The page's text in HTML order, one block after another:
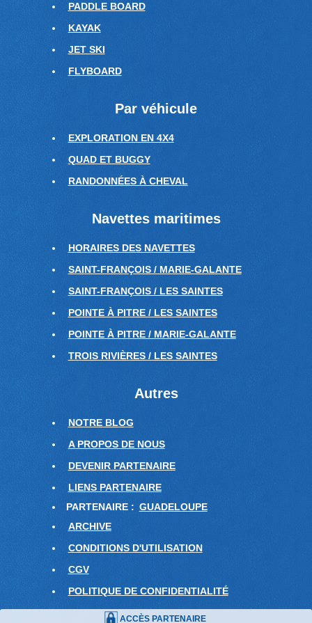
PADDLE BOARD
KAYAK
JET SKI
FLYBOARD
Par véhicule
EXPLORATION EN 4X4
QUAD ET BUGGY
RANDONNÉES À CHEVAL
Navettes maritimes
HORAIRES DES NAVETTES
SAINT-FRANÇOIS / MARIE-GALANTE
SAINT-FRANÇOIS / LES SAINTES
POINTE À PITRE / LES SAINTES
POINTE À PITRE / MARIE-GALANTE
TROIS RIVIÈRES / LES SAINTES
Autres
NOTRE BLOG
A PROPOS DE NOUS
DEVENIR PARTENAIRE
LIENS PARTENAIRE
PARTENAIRE : GUADELOUPE
ARCHIVE
CONDITIONS D'UTILISATION
CGV
POLITIQUE DE CONFIDENTIALITÉ
ACCÈS PARTENAIRE